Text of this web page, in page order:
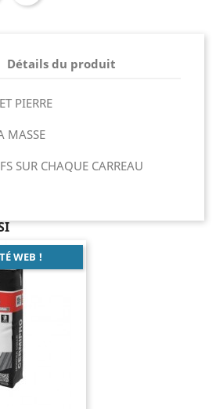
Détails du produit
PIERRE
MASSE
SUR CHAQUE CARREAU
WEB !